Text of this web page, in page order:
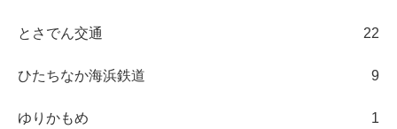
とさでん交通 22
ひたちなか海浜鉄道 9
ゆりかもめ 1